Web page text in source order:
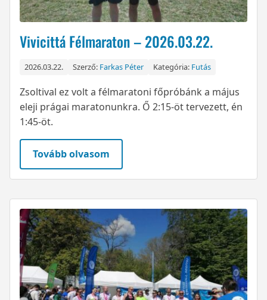
Vivicittá Félmaraton – 2026.03.22.
2026.03.22. Szerző: Farkas Péter Kategória: Futás
Zsoltival ez volt a félmaratoni főpróbánk a május
eleji prágai maratonunkra. Ő 2:15-öt tervezett, én
1:45-öt.
Tovább olvasom